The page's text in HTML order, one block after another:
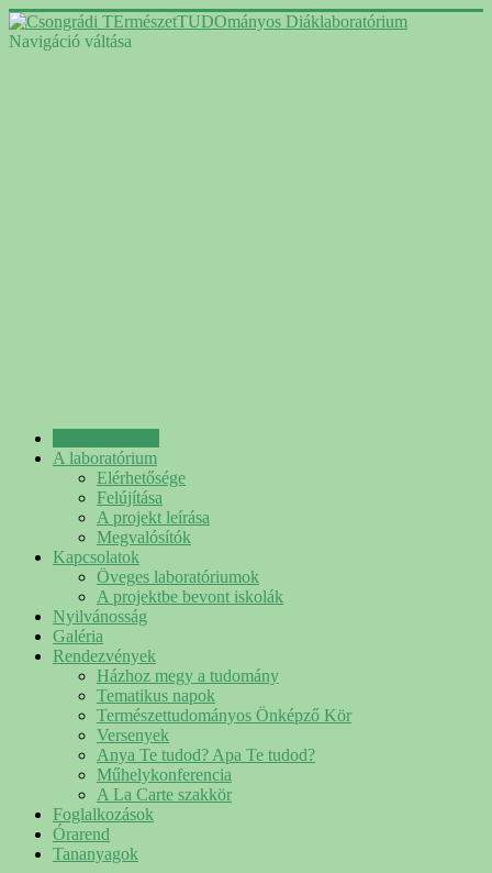
Navigáció váltása
A laboratórium
Elérhetősége
Felújítása
A projekt leírása
Megvalósítók
Kapcsolatok
Öveges laboratóriumok
A projektbe bevont iskolák
Nyilvánosság
Galéria
Rendezvények
Házhoz megy a tudomány
Tematikus napok
Természettudományos Önképző Kör
Versenyek
Anya Te tudod? Apa Te tudod?
Műhelykonferencia
A La Carte szakkör
Foglalkozások
Órarend
Tananyagok